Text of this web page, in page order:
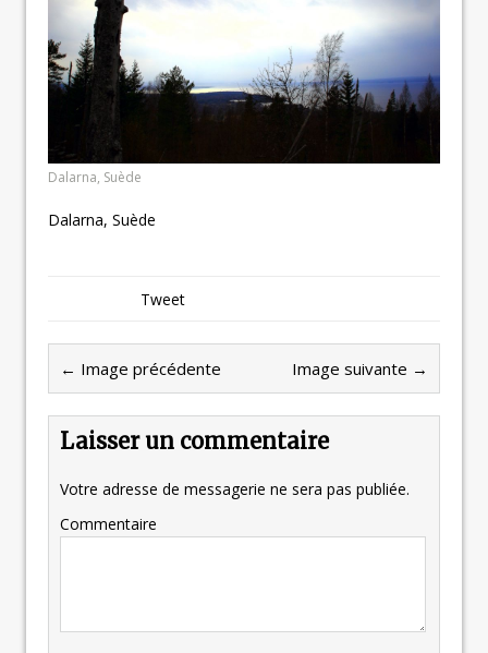
Dalarna, Suède
Dalarna, Suède
Tweet
← Image précédente Image suivante →
Laisser un commentaire
Votre adresse de messagerie ne sera pas publiée.
Commentaire